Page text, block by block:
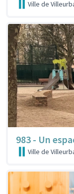
Ville de
983 - Un
Ville de